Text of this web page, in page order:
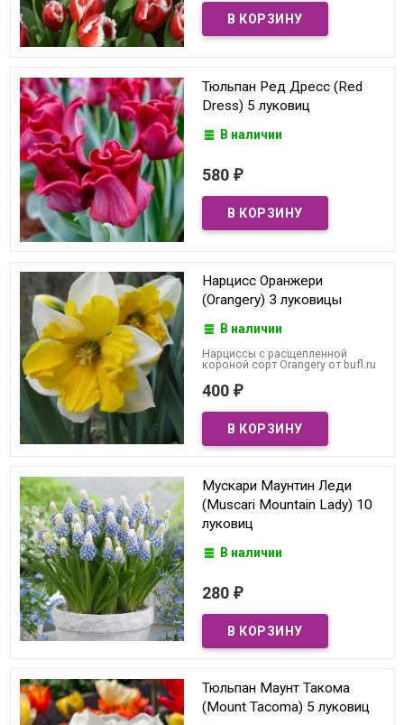
Тюльпан Ред Дресс (Red
Dress) 5 луковиц
В наличии
580 ₽
Нарцисс Оранжери
(Orangery) 3 луковицы
В наличии
Нарциссы с расщепленной
короной сорт Orangery от bufl.ru
400 ₽
Мускари Маунтин Леди
(Muscari Mountain Lady) 10
луковиц
В наличии
280 ₽
Тюльпан Маунт Такома
(Mount Tacoma) 5 луковиц